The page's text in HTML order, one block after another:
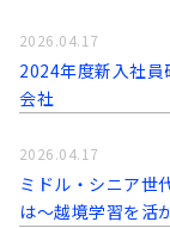
2024年度新入社
会社
2026.04.17
ミドル・シニア世
は〜越境学習を活
2026.04.17